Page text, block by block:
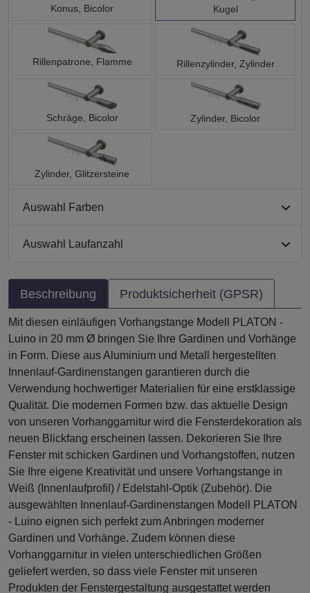
Konus, Bicolor Kugel
Rillenpatrone, Flamme Rillenzylinder, Zylinder
Schräge, Bicolor Zylinder, Bicolor
Zylinder, Glitzersteine
Auswahl Farben
Auswahl Laufanzahl
Beschreibung Produktsicherheit (GPSR)
Mit diesen einläufigen Vorhangstange Modell PLATON -
Luino in 20 mm Ø bringen Sie Ihre Gardinen und Vorhänge
in Form. Diese aus Aluminium und Metall hergestellten
Innenlauf-Gardinenstangen garantieren durch die
Verwendung hochwertiger Materialien für eine erstklassige
Qualität. Die modernen Formen bzw. das aktuelle Design
von unseren Vorhanggarnitur wird die Fensterdekoration als
neuen Blickfang erscheinen lassen. Dekorieren Sie Ihre
Fenster mit schicken Gardinen und Vorhangstoffen, nutzen
Sie Ihre eigene Kreativität und unsere Vorhangstange in
Weiß (Innenlaufprofil) / Edelstahl-Optik (Zubehör). Die
ausgewählten Innenlauf-Gardinenstangen Modell PLATON
- Luino eignen sich perfekt zum Anbringen moderner
Gardinen und Vorhänge. Zudem können diese
Vorhanggarnitur in vielen unterschiedlichen Größen
geliefert werden, so dass viele Fenster mit unseren
Produkten der Fenstergestaltung ausgestattet werden